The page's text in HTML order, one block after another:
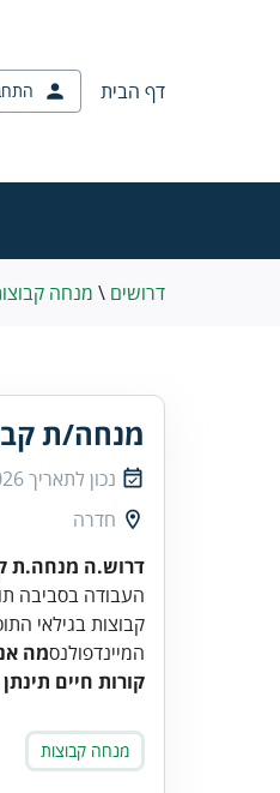
דף הבית
דרושים \ מנחה
מנחה/ת
נכון לתאריך
חדרה
דרוש.ה מנחה.ת
העבודה בסביבה
קבוצות בגילאי
המיינדפולנסמה
קורות חיים
מנחה קבוצות